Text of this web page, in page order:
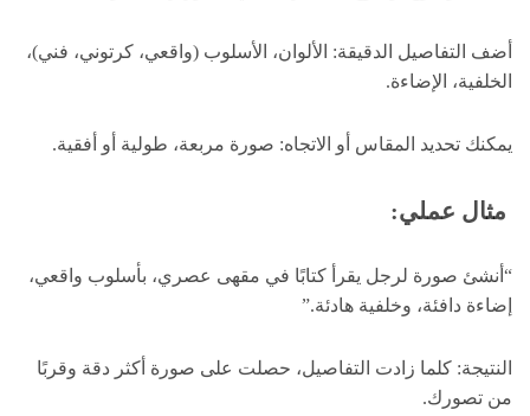
أضف التفاصيل الدقيقة: الألوان، الأسلوب (واقعي، كرتوني، فني)،
الخلفية، الإضاءة.
يمكنك تحديد المقاس أو الاتجاه: صورة مربعة، طولية أو أفقية.
مثال عملي:
“أنشئ صورة لرجل يقرأ كتابًا في مقهى عصري، بأسلوب واقعي،
إضاءة دافئة، وخلفية هادئة.”
النتيجة: كلما زادت التفاصيل، حصلت على صورة أكثر دقة وقربًا
من تصورك.